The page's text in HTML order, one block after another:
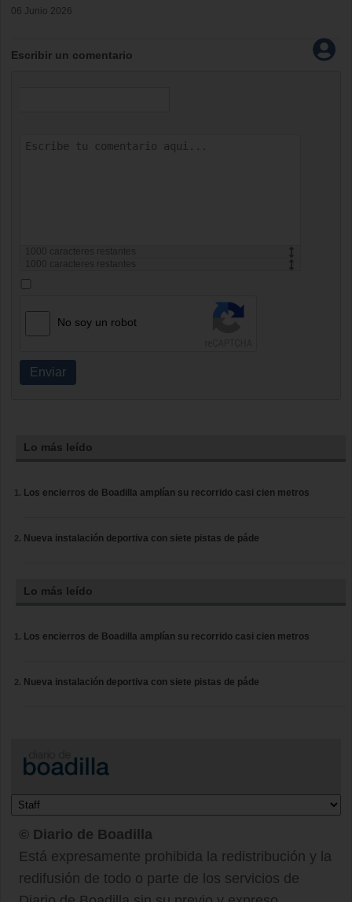
06 Junio 2026
Escribir un comentario
caracteres restantes
caracteres restantes
No soy un robot
Enviar
Lo más leído
Los encierros de Boadilla amplían su recorrido casi cien metros
Nueva instalación deportiva con siete pistas de páde
Lo más leído
Los encierros de Boadilla amplían su recorrido casi cien metros
Nueva instalación deportiva con siete pistas de páde
© Diario de Boadilla
Está expresamente prohibida la redistribución y la
redifusión de todo o parte de los servicios de